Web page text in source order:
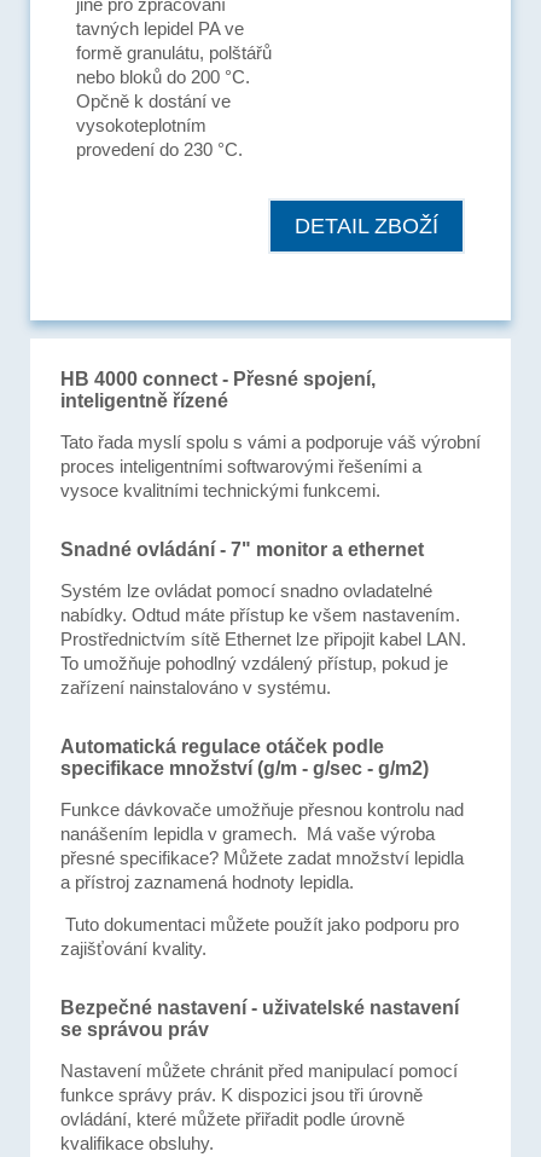
jiné pro zpracování
tavných lepidel PA ve
formě granulátu, polštářů
nebo bloků do 200 °C.
Opčně k dostání ve
vysokoteplotním
provedení do 230 °C.
DETAIL ZBOŽÍ
HB 4000 connect - Přesné spojení,
inteligentně řízené
Tato řada myslí spolu s vámi a podporuje váš výrobní
proces inteligentními softwarovými řešeními a
vysoce kvalitními technickými funkcemi.
Snadné ovládání - 7" monitor a ethernet
Systém lze ovládat pomocí snadno ovladatelné
nabídky. Odtud máte přístup ke všem nastavením.
Prostřednictvím sítě Ethernet lze připojit kabel LAN.
To umožňuje pohodlný vzdálený přístup, pokud je
zařízení nainstalováno v systému.
Automatická regulace otáček podle
specifikace množství (g/m - g/sec - g/m2)
Funkce dávkovače umožňuje přesnou kontrolu nad
nanášením lepidla v gramech. Má vaše výroba
přesné specifikace? Můžete zadat množství lepidla
a přístroj zaznamená hodnoty lepidla.
Tuto dokumentaci můžete použít jako podporu pro
zajišťování kvality.
Bezpečné nastavení - uživatelské nastavení
se správou práv
Nastavení můžete chránit před manipulací pomocí
funkce správy práv. K dispozici jsou tři úrovně
ovládání, které můžete přiřadit podle úrovně
kvalifikace obsluhy.